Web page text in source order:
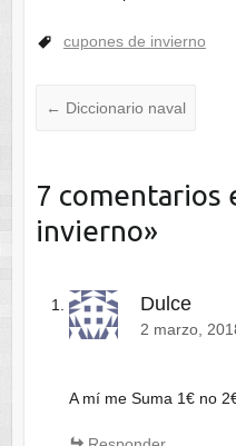
cupones de invierno
← Diccionario naval
7 comentarios
invierno»
Dulce
2 marzo,
A mí me Suma 1€ no